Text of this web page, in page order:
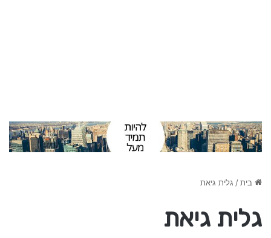
בית/ גלית גיאת
גלית גיאת